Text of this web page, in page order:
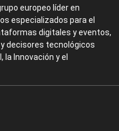
europeo líder en
especializados para el
digitales y eventos,
decisores tecnológicos
Innovación y el